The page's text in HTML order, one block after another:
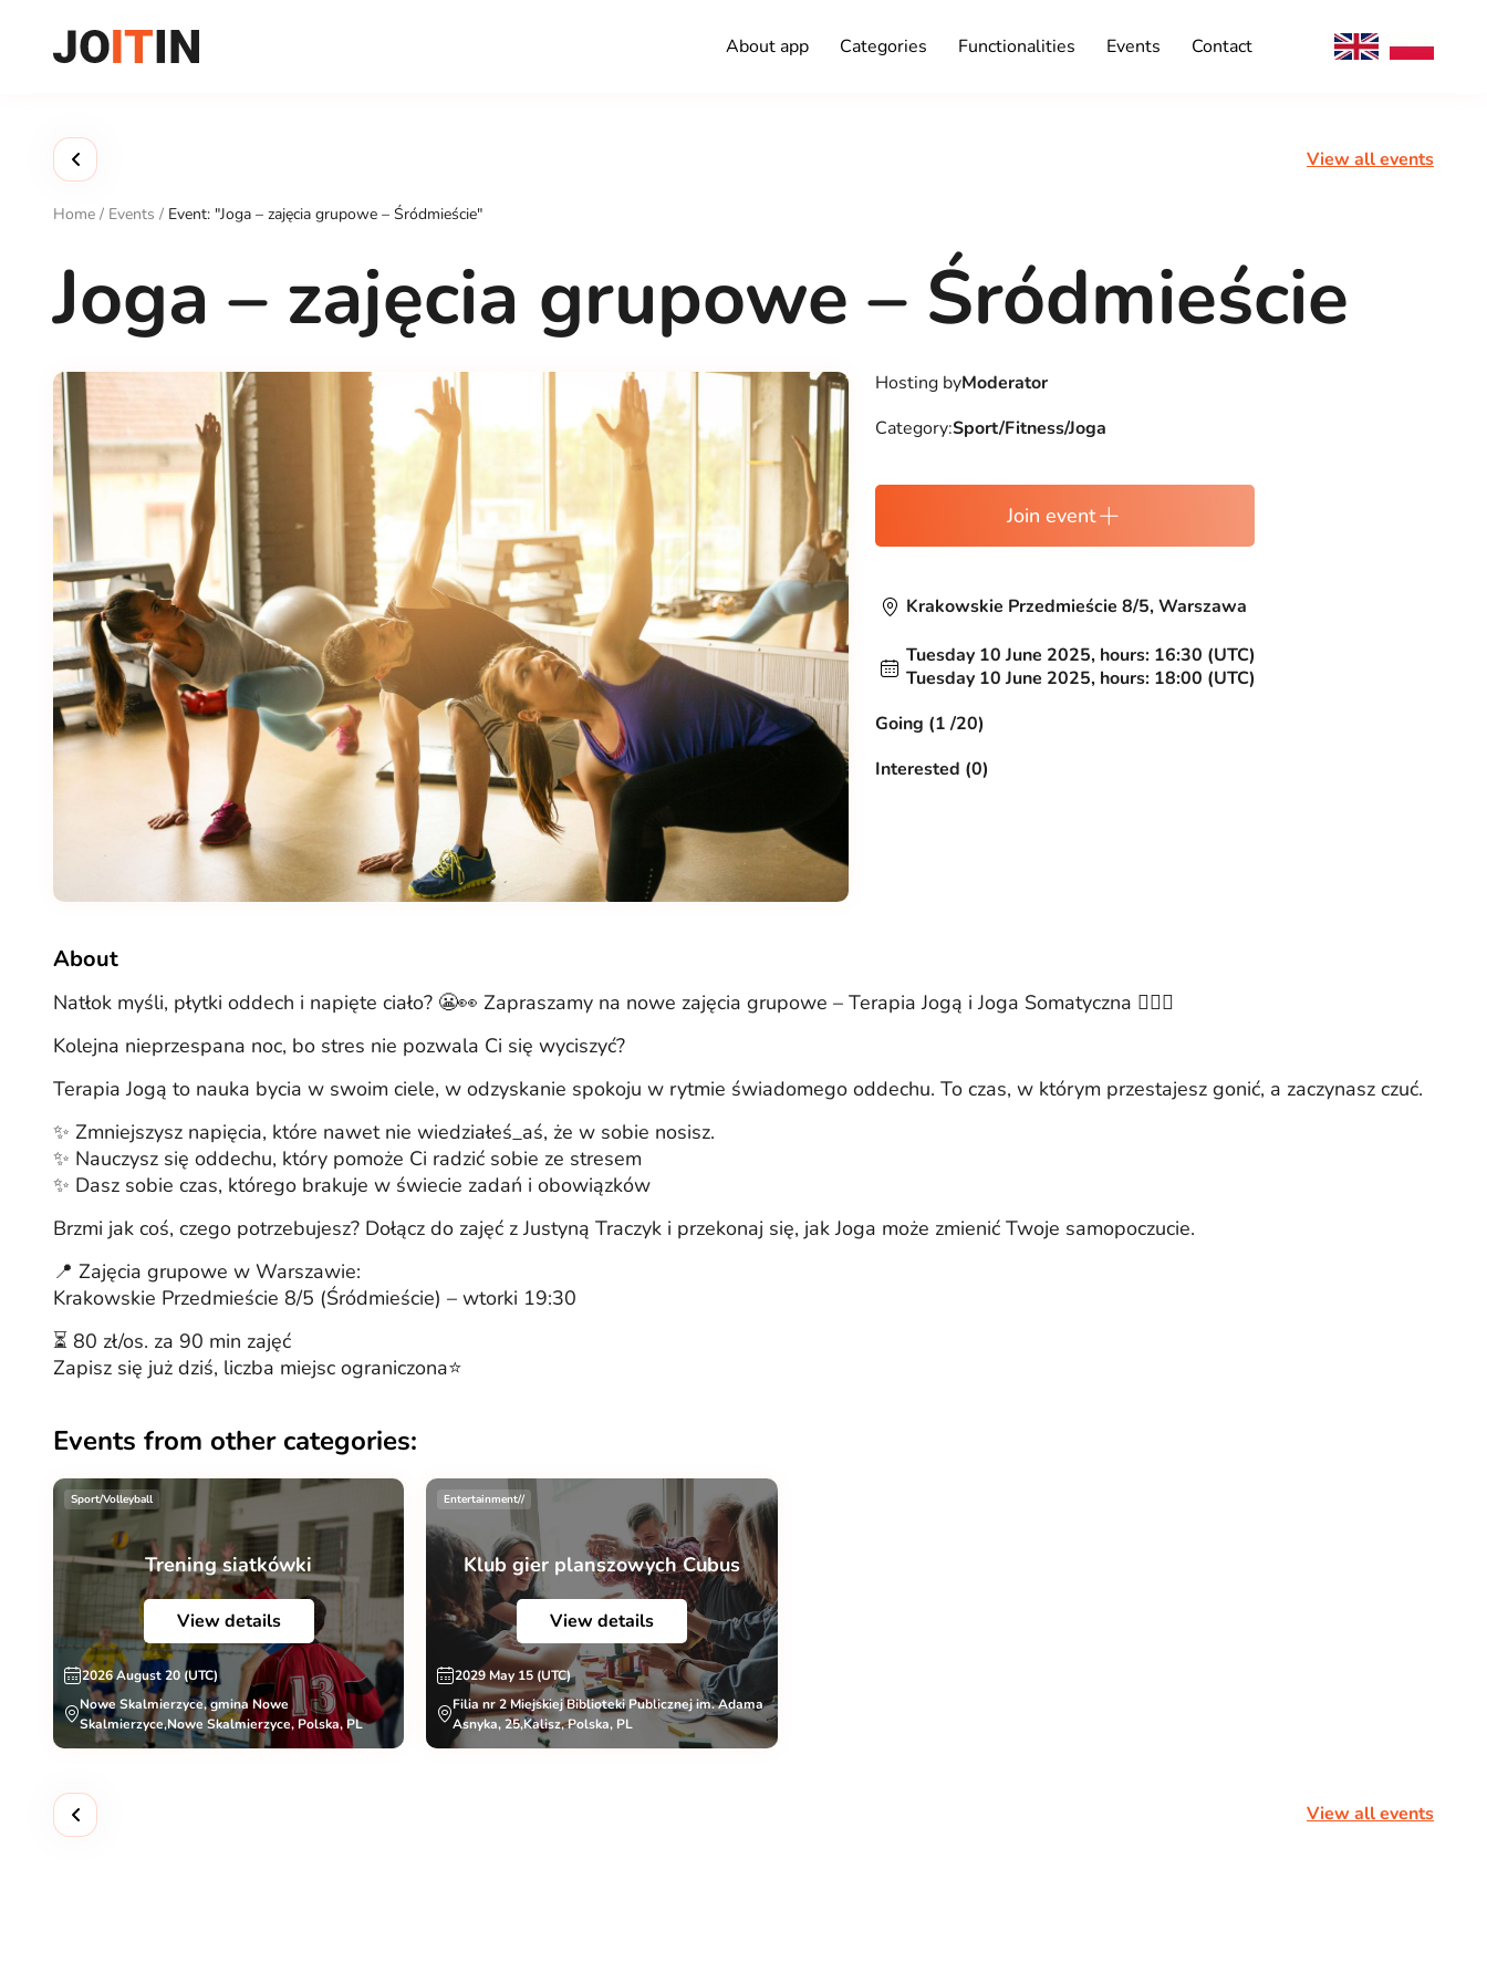
content
About app Categories Functionalities Events Contact
View all events
Home / Events / Event: "Joga – zajęcia grupowe – Śródmieście"
Joga – zajęcia grupowe – Śródmieście
Hosting byModerator
Category:Sport/Fitness/Joga
Join event
Krakowskie Przedmieście 8/5, Warszawa
Tuesday 10 June 2025, hours: 16:30 (UTC)
Tuesday 10 June 2025, hours: 18:00 (UTC)
Going (1 /20)
Interested (0)
About
Natłok myśli, płytki oddech i napięte ciało? 😬👀 Zapraszamy na nowe zajęcia grupowe – Terapia Jogą i Joga Somatyczna 🧘🏻‍♀️
Kolejna nieprzespana noc, bo stres nie pozwala Ci się wyciszyć?
Terapia Jogą to nauka bycia w swoim ciele, w odzyskanie spokoju w rytmie świadomego oddechu. To czas, w którym przestajesz gonić, a zaczynasz czuć.
✨ Zmniejszysz napięcia, które nawet nie wiedziałeś_aś, że w sobie nosisz.
✨ Nauczysz się oddechu, który pomoże Ci radzić sobie ze stresem
✨ Dasz sobie czas, którego brakuje w świecie zadań i obowiązków
Brzmi jak coś, czego potrzebujesz? Dołącz do zajęć z Justyną Traczyk i przekonaj się, jak Joga może zmienić Twoje samopoczucie.
📍 Zajęcia grupowe w Warszawie:
Krakowskie Przedmieście 8/5 (Śródmieście) – wtorki 19:30
⏳ 80 zł/os. za 90 min zajęć
Zapisz się już dziś, liczba miejsc ograniczona⭐️
Events from other categories:
Sport/Volleyball
Trening siatkówki
View details
2026 August 20 (UTC)
Nowe Skalmierzyce, gmina Nowe
Skalmierzyce,Nowe Skalmierzyce, Polska, PL
Entertainment//
Klub gier planszowych Cubus
View details
2029 May 15 (UTC)
Filia nr 2 Miejskiej Biblioteki Publicznej im. Adama
Asnyka, 25,Kalisz, Polska, PL
View all events